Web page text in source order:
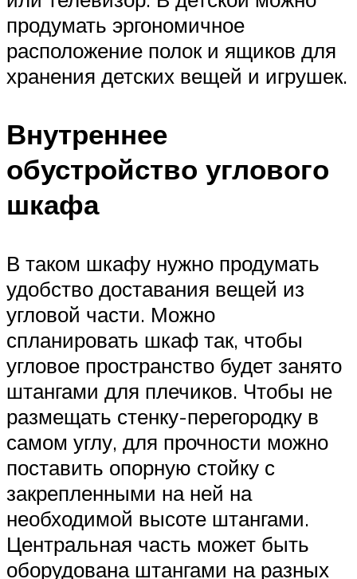
продумать эргономичное
расположение полок и ящиков для
хранения детских вещей и игрушек.
Внутреннее
обустройство углового
шкафа
В таком шкафу нужно продумать
удобство доставания вещей из
угловой части. Можно
спланировать шкаф так, чтобы
угловое пространство будет занято
штангами для плечиков. Чтобы не
размещать стенку-перегородку в
самом углу, для прочности можно
поставить опорную стойку с
закрепленными на ней на
необходимой высоте штангами.
Центральная часть может быть
оборудована штангами на разных